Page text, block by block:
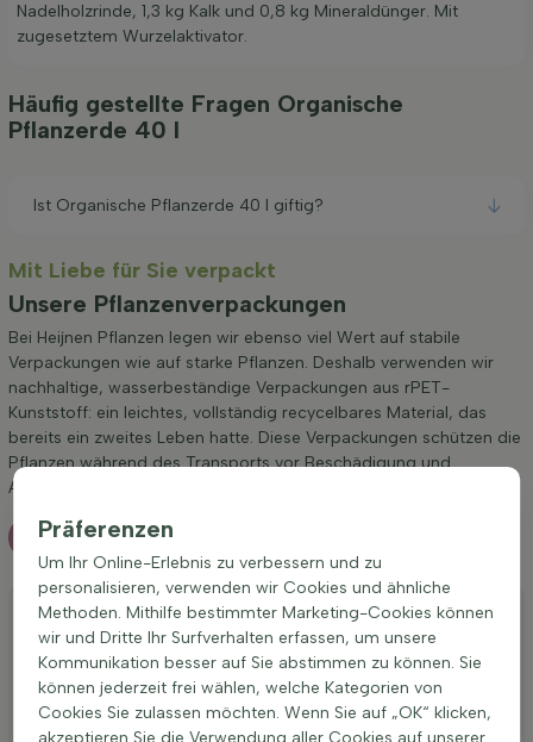
Nadelholzrinde, 1,3 kg Kalk und 0,8 kg Mineraldünger. Mit
zugesetztem Wurzelaktivator.
Häufig gestellte Fragen Organische
Pflanzerde 40 l
Ist Organische Pflanzerde 40 l giftig?
Mit Liebe für Sie verpackt
Unsere Pflanzenverpackungen
Bei Heijnen Pflanzen legen wir ebenso viel Wert auf stabile
Verpackungen wie auf starke Pflanzen. Deshalb verwenden wir
nachhaltige, wasserbeständige Verpackungen aus rPET-
Kunststoff: ein leichtes, vollständig recycelbares Material, das
bereits ein zweites Leben hatte. Diese Verpackungen schützen die
Pflanzen während des Transports vor Beschädigung und
Austrocknung.
Mehr information
Heckenpflanzen, Bäume, große Pflanzen
und Gräser
Wenn Sie große Pflanzen oder Bäume bestellt haben,
liefern wir diese auf versiegelten Paletten und platzieren
sie an Ihrem Haus/der Einfahrt. Die Paletten sind stabil
Präferenzen
Um Ihr Online-Erlebnis zu verbessern und zu
personalisieren, verwenden wir Cookies und ähnliche
Methoden. Mithilfe bestimmter Marketing-Cookies können
wir und Dritte Ihr Surfverhalten erfassen, um unsere
Kommunikation besser auf Sie abstimmen zu können. Sie
können jederzeit frei wählen, welche Kategorien von
Cookies Sie zulassen möchten. Wenn Sie auf „OK“ klicken,
akzeptieren Sie die Verwendung aller Cookies auf unserer